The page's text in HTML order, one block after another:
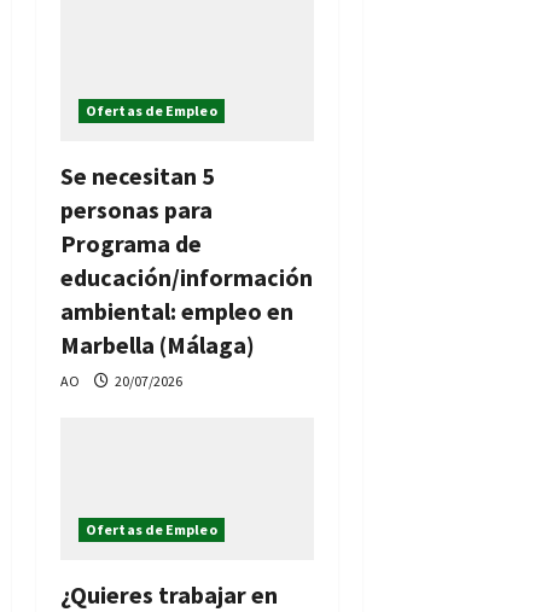
Ofertas de Empleo
Se necesitan 5
personas para
Programa de
educación/información
ambiental: empleo en
Marbella (Málaga)
AO 20/07/2026
Ofertas de Empleo
¿Quieres trabajar en